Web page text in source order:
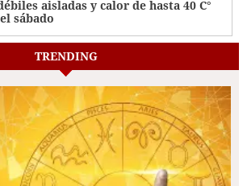
aisladas y calor de hasta 40 C°
sábado
TRENDING